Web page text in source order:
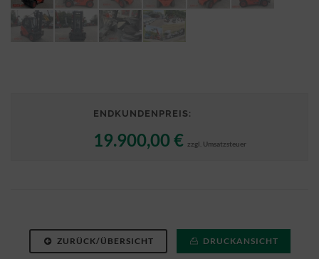
ENDKUNDENPREIS:
19.900,00 € zzgl. Umsatzsteuer
ZURÜCK/ÜBERSICHT DRUCKANSICHT